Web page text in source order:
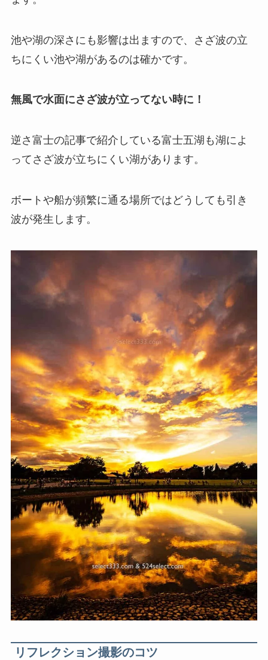
池や湖の深さにも影響は出ますので、さざ波の立
ちにくい池や湖があるのは確かです。
無風で水面にさざ波が立ってない時に！
逆さ富士の記事で紹介している富士五湖も湖によ
ってさざ波が立ちにくい湖があります。
ボートや船が頻繁に通る場所ではどうしても引き
波が発生します。
リフレクション撮影のコツ